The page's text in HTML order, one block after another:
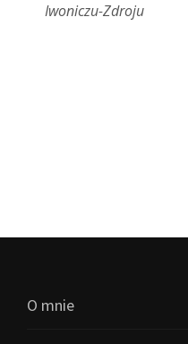
Iwoniczu-Zdroju
O mnie